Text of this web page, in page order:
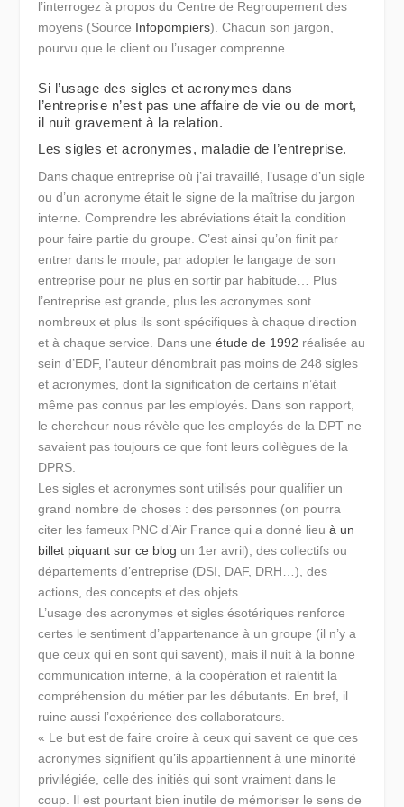
l’interrogez à propos du Centre de Regroupement des
moyens (Source Infopompiers). Chacun son jargon,
pourvu que le client ou l’usager comprenne…
Si l’usage des sigles et acronymes dans
l’entreprise n’est pas une affaire de vie ou de mort,
il nuit gravement à la relation.
Les sigles et acronymes, maladie de l’entreprise.
Dans chaque entreprise où j’ai travaillé, l’usage d’un sigle
ou d’un acronyme était le signe de la maîtrise du jargon
interne. Comprendre les abréviations était la condition
pour faire partie du groupe. C’est ainsi qu’on finit par
entrer dans le moule, par adopter le langage de son
entreprise pour ne plus en sortir par habitude… Plus
l’entreprise est grande, plus les acronymes sont
nombreux et plus ils sont spécifiques à chaque direction
et à chaque service. Dans uneétude de 1992 réalisée au
sein d’EDF, l’auteur dénombrait pas moins de 248 sigles
et acronymes, dont la signification de certains n’était
même pas connus par les employés. Dans son rapport,
le chercheur nous révèle que les employés de la DPT ne
savaient pas toujours ce que font leurs collègues de la
DPRS.
Les sigles et acronymes sont utilisés pour qualifier un
grand nombre de choses : des personnes (on pourra
citer les fameux PNC d’Air France qui a donné lieuà un
billet piquant sur ce blog un 1er avril), des collectifs ou
départements d’entreprise (DSI, DAF, DRH…), des
actions, des concepts et des objets.
L’usage des acronymes et sigles ésotériques renforce
certes le sentiment d’appartenance à un groupe (il n’y a
que ceux qui en sont qui savent), mais il nuit à la bonne
communication interne, à la coopération et ralentit la
compréhension du métier par les débutants. En bref, il
ruine aussi l’expérience des collaborateurs.
« Le but est de faire croire à ceux qui savent ce que ces
acronymes signifient qu’ils appartiennent à une minorité
privilégiée, celle des initiés qui sont vraiment dans le
coup. Il est pourtant bien inutile de mémoriser le sens de